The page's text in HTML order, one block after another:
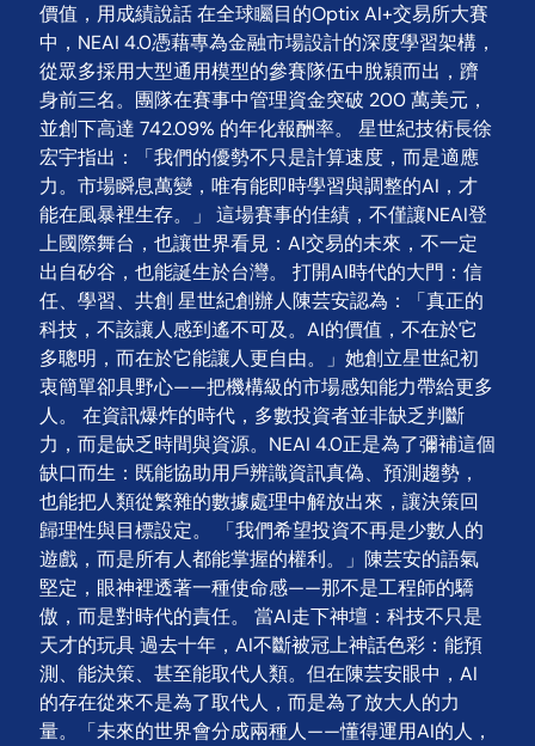
價值，用成績說話 在全球矚目的Optix AI+交易所大賽
中，NEAI 4.0憑藉專為金融市場設計的深度學習架構，
從眾多採用大型通用模型的參賽隊伍中脫穎而出，躋
身前三名。團隊在賽事中管理資金突破 200 萬美元，
並創下高達 742.09% 的年化報酬率。 星世紀技術長徐
宏宇指出：「我們的優勢不只是計算速度，而是適應
力。市場瞬息萬變，唯有能即時學習與調整的AI，才
能在風暴裡生存。」 這場賽事的佳績，不僅讓NEAI登
上國際舞台，也讓世界看見：AI交易的未來，不一定
出自矽谷，也能誕生於台灣。 打開AI時代的大門：信
任、學習、共創 星世紀創辦人陳芸安認為：「真正的
科技，不該讓人感到遙不可及。AI的價值，不在於它
多聰明，而在於它能讓人更自由。」她創立星世紀初
衷簡單卻具野心——把機構級的市場感知能力帶給更多
人。 在資訊爆炸的時代，多數投資者並非缺乏判斷
力，而是缺乏時間與資源。NEAI 4.0正是為了彌補這個
缺口而生：既能協助用戶辨識資訊真偽、預測趨勢，
也能把人類從繁雜的數據處理中解放出來，讓決策回
歸理性與目標設定。 「我們希望投資不再是少數人的
遊戲，而是所有人都能掌握的權利。」陳芸安的語氣
堅定，眼神裡透著一種使命感——那不是工程師的驕
傲，而是對時代的責任。 當AI走下神壇：科技不只是
天才的玩具 過去十年，AI不斷被冠上神話色彩：能預
測、能決策、甚至能取代人類。但在陳芸安眼中，AI
的存在從來不是為了取代人，而是為了放大人的力
量。「未來的世界會分成兩種人——懂得運用AI的人，